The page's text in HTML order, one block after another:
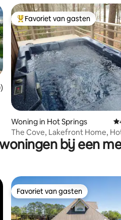
beoordeling van 4,95 op 5, 100
Topfavoriet van gasten
Favoriet van gasten
Woning in Hot Springs
The Cove, Lakefront Home,
Kayaks, Pet
bij een
Favoriet van gasten
Favoriet van gasten